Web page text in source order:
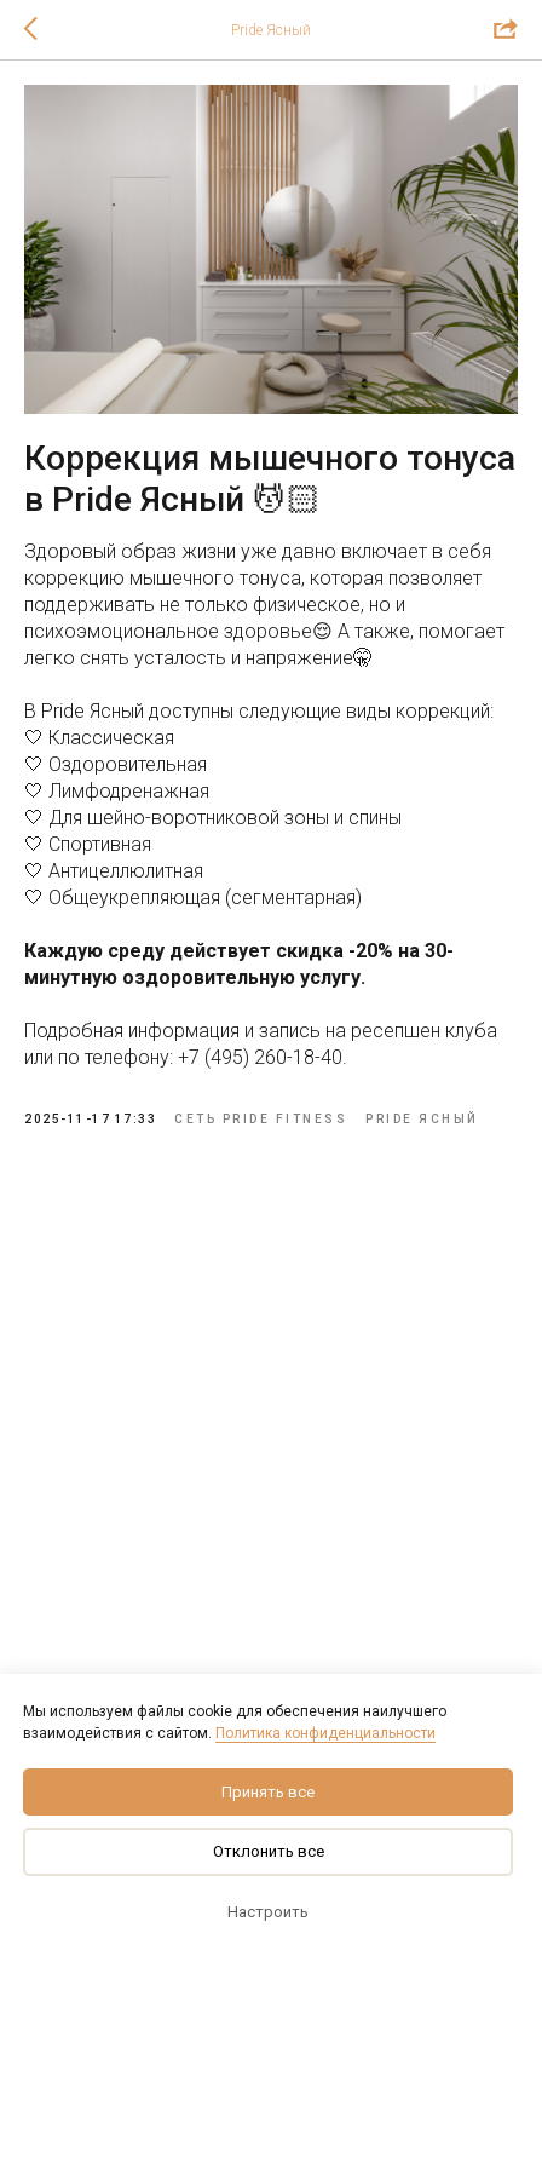
Pride Ясный
Коррекция мышечного тонуса
в Pride Ясный 💆🏻
Здоровый образ жизни уже давно включает в себя
коррекцию мышечного тонуса, которая позволяет
поддерживать не только физическое, но и
психоэмоциональное здоровье😌 А также, помогает
легко снять усталость и напряжение🤫
В Pride Ясный доступны следующие виды коррекций:
🤍 Классическая
🤍 Оздоровительная
🤍 Лимфодренажная
🤍 Для шейно-воротниковой зоны и спины
🤍 Спортивная
🤍 Антицеллюлитная
🤍 Общеукрепляющая (сегментарная)
Каждую среду действует скидка -20% на 30-
минутную оздоровительную услугу.
Подробная информация и запись на ресепшен клуба
или по телефону: +7 (495) 260-18-40.
2025-11-17 17:33 СЕТЬ PRIDE FITNESS PRIDE ЯСНЫЙ
Мы используем файлы cookie для обеспечения наилучшего
взаимодействия с сайтом. Политика конфиденциальности
Принять все
Отклонить все
Настроить